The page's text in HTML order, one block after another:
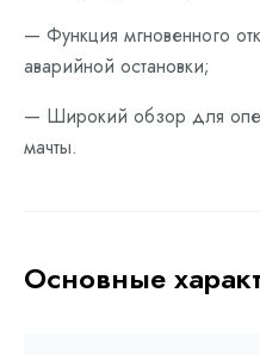
— Функция мгновенного
аварийной остановки;
— Широкий обзор для
мачты.
Основные